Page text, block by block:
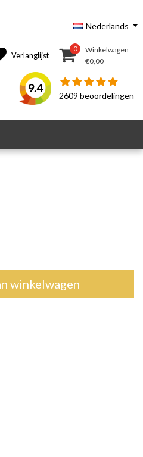
Nederlands
Verlanglijst
0
Winkelwagen
€0,00
9.4
2609 beoordelingen
winkelwagen